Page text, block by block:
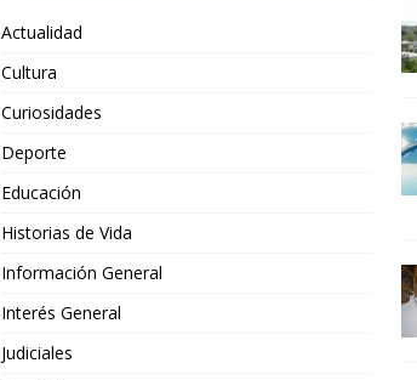
Actualidad
Cultura
Curiosidades
Deporte
Educación
Historias de Vida
Información General
Interés General
Judiciales